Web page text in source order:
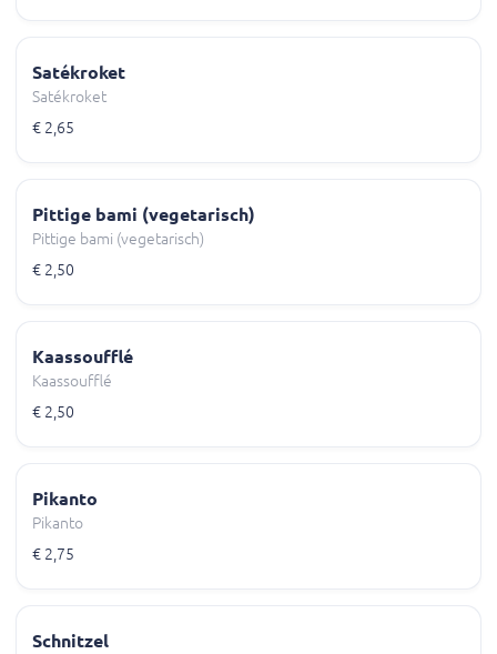
Satékroket
Satékroket
€ 2,65
Pittige bami (vegetarisch)
Pittige bami (vegetarisch)
€ 2,50
Kaassoufflé
Kaassoufflé
€ 2,50
Pikanto
Pikanto
€ 2,75
Schnitzel